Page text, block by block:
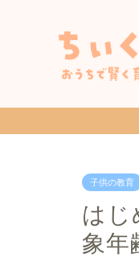
子供の教育
はじ
象年